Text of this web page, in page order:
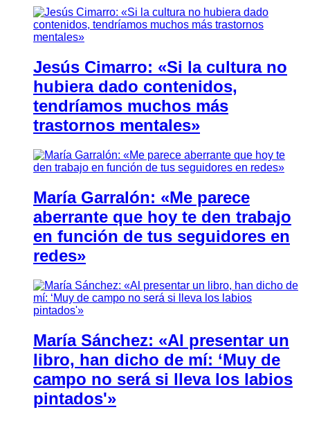
Jesús Cimarro: «Si la cultura no
hubiera dado contenidos,
tendríamos muchos más
trastornos mentales»
María Garralón: «Me parece
aberrante que hoy te den trabajo
en función de tus seguidores en
redes»
María Sánchez: «Al presentar un
libro, han dicho de mí: ‘Muy de
campo no será si lleva los labios
pintados'»